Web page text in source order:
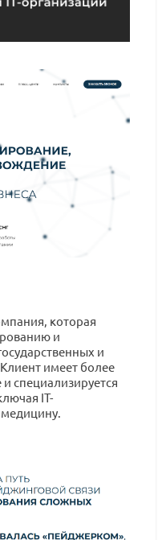
которая
и
и
имеет более
специализируется
IT-
медицину.